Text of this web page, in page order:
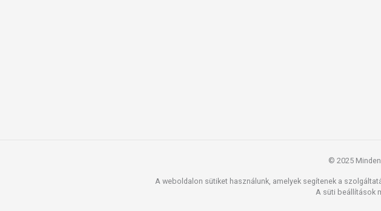
© 2025
A weboldalon sütiket használunk, amelyek segítenek a
A süti beállítások